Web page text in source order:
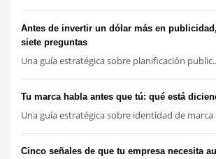
Antes de invertir un dólar más en
siete preguntas
Una guía estratégica sobre planificación
Tu marca habla antes que tú: qué está
Una guía estratégica sobre identidad de marca
Cinco señales de que tu empresa necesita